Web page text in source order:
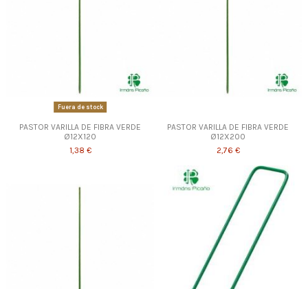
Fuera de stock
PASTOR VARILLA DE FIBRA VERDE
Ø12X120
1,38 €
PASTOR VARILLA DE FIBRA VERDE
Ø12X200
2,76 €